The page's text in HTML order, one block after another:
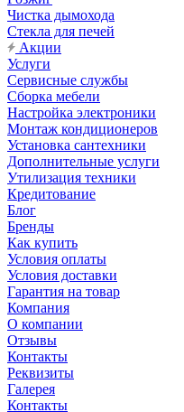
Чистка дымохода
Стекла для печей
Акции
Услуги
Сервисные службы
Сборка мебели
Настройка электроники
Монтаж кондиционеров
Установка сантехники
Дополнительные услуги
Утилизация техники
Кредитование
Блог
Бренды
Как купить
Условия оплаты
Условия доставки
Гарантия на товар
Компания
О компании
Отзывы
Контакты
Реквизиты
Галерея
Контакты